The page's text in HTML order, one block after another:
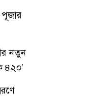
পূজার
নতুন
৪২০’